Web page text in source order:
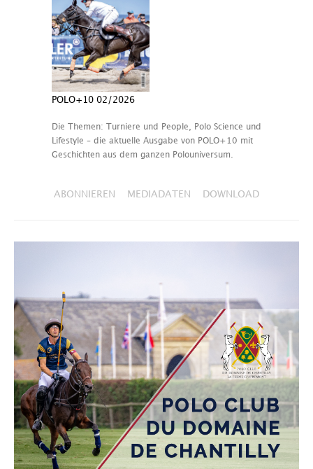
POLO+10 02/2026
Die Themen: Turniere und People, Polo Science und
Lifestyle – die aktuelle Ausgabe von POLO+10 mit
Geschichten aus dem ganzen Polouniversum.
ABONNIEREN MEDIADATEN DOWNLOAD